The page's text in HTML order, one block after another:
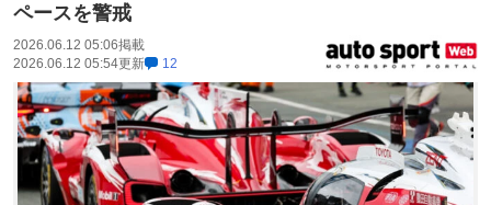
ペースを警戒
2026.06.12 05:06掲載
2026.06.12 05:54更新 12